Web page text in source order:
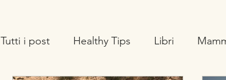
Tutti i post Healthy Tips Libri